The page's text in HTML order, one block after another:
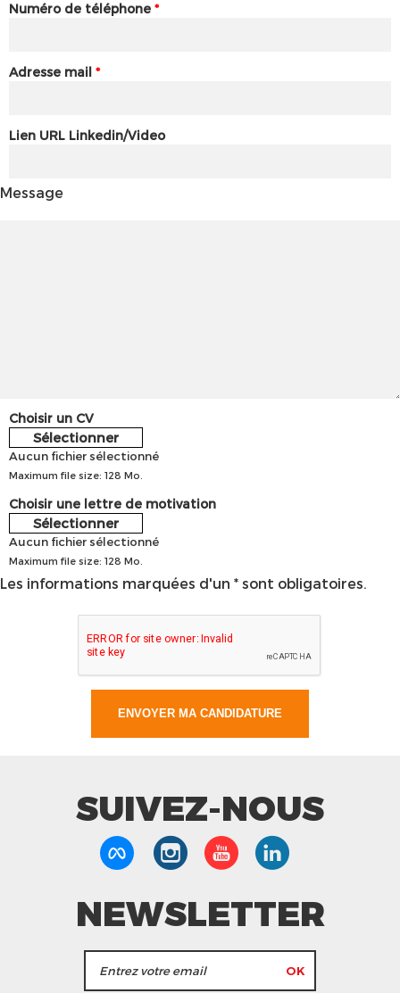
Numéro de téléphone *
Adresse mail *
Lien URL Linkedin/Video
Message
Choisir un CV
Sélectionner
Aucun fichier sélectionné
Maximum file size: 128 Mo.
Choisir une lettre de motivation
Sélectionner
Aucun fichier sélectionné
Maximum file size: 128 Mo.
Les informations marquées d'un * sont obligatoires.
SUIVEZ-NOUS
NEWSLETTER